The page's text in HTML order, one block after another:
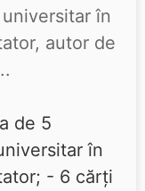
în
autor de
de 5
în
- 6 cărți